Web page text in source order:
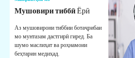
Мушовири тиббӣЁрӣ
Аз мушовирони тиббии ботаҷрибаи
мо мунтазам дастгирӣ гиред. Ба
шумо маслиҳат ва роҳнамоии
беҳтарин медиҳад.